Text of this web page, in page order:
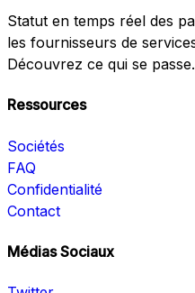
Statut en temps réel des
les fournisseurs de
Découvrez ce qui se passe.
Ressources
Sociétés
FAQ
Confidentialité
Contact
Médias Sociaux